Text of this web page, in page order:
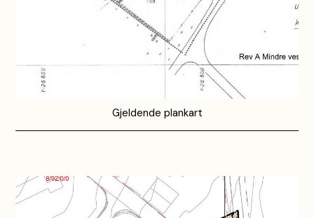
Gjeldende plankart